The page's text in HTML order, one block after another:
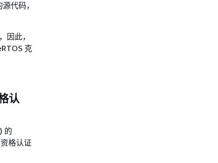
代码，
因此，
克
认
的
格认证